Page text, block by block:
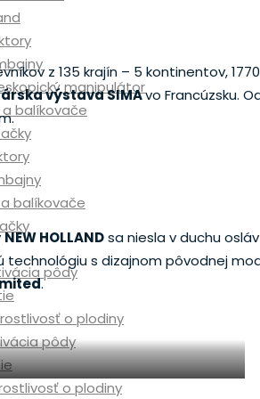
manipulátor
a balíkovače
a balíkovače
pôdy
o plodiny
pôdy
o plodiny
z 135 krajín – 5 kontinentov,
výstava SIMAvo Francúzsku.
NEW HOLLANDsa niesla v duchu
technológiu s dizajnom pôvodnej
.
Fiat Centenario Limited